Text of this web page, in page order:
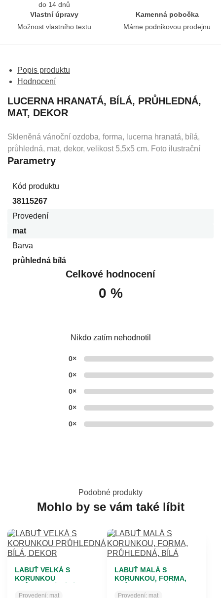
do 14 dnů
Vlastní úpravy
Možnost vlastního textu
Kamenná pobočka
Máme podnikovou prodejnu
Popis produktu
Hodnocení
LUCERNA HRANATÁ, BÍLÁ, PRŮHLEDNÁ,
MAT, DEKOR
Skleněná vánoční ozdoba, forma, lucerna hranatá, bílá,
průhledná, mat, dekor, velikost 5,5x5 cm. Foto ilustrační
Parametry
Kód produktu
38115267
Provedení
mat
Barva
průhledná bílá
Celkové hodnocení
0 %
Nikdo zatím nehodnotil
0×
0×
0×
0×
0×
Podobné produkty
Mohlo by se vám také líbit
LABUŤ VELKÁ S
KORUNKOU
DEKOR
Provedení: mat
LABUŤ MALÁ S
KORUNKOU, FORMA,
Provedení: mat